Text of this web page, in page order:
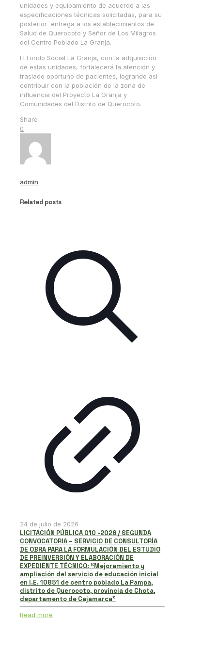
unidades y equipamiento de acuerdo a las
especificaciones técnicas solicitadas, para su
posterior entrega a los establecimientos de
Salud de Querocoto y Señor de Los Milagros
del Centro Poblado La Granja.
El Fondo Social La Granja, con la adquisición
de estas unidades, fortalecerá la atención y
traslado oportuno de pacientes, logrando así
contribuir con la población de la zona de
influencia del Proyecto La Granja y
Comunidades del Distrito de Querocoto.
Share
0
admin
Related posts
24 de julio de 2026
LICITACIÓN PÚBLICA 010 -2026 / SEGUNDA
CONVOCATORIA – SERVICIO DE CONSULTORÍA
DE OBRA PARA LA FORMULACIÓN DEL ESTUDIO
DE PREINVERSIÓN Y ELABORACIÓN DE
EXPEDIENTE TÉCNICO: “Mejoramiento y
ampliación del servicio de educación inicial
en I.E. 10851 de centro poblado La Pampa,
distrito de Querocoto, provincia de Chota,
departamento de Cajamarca”
Read more